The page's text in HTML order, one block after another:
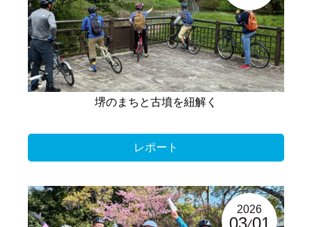
堺のまちと古墳を紐解く
レポート
2026
03 01